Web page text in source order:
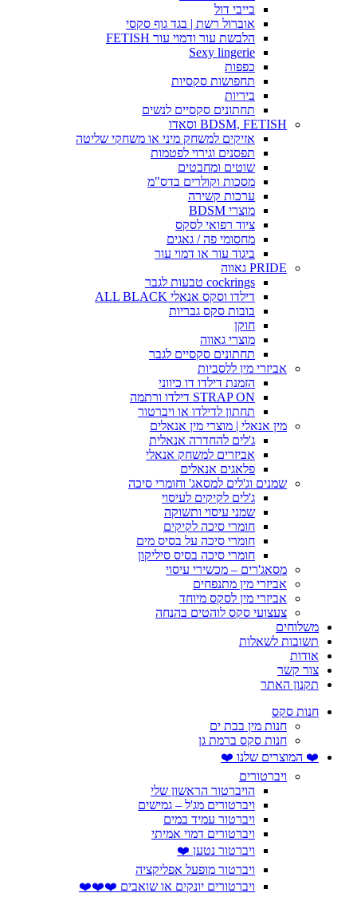
בייבי דול
אוברול רשת | בגד גוף סקסי
הלבשת עור ודמוי עור FETISH
Sexy lingerie
כפפות
תחפושות סקסיות
ביריות
תחתונים סקסיים לנשים
BDSM, FETISH וסאדו
אזיקים למשחק מיני או משחקי שליטה
תפסנים וגירוי לפטמות
שוטים ומחבטים
מסכות וקולרים בדס"מ
ערכות קשירה
מוצרי BDSM
ציוד רפואי לסקס
מחסומי פה / גאגים
ביגוד עור או דמוי עור
PRIDE גאווה
cockrings טבעות לגבר
דילדו וסקס אנאלי ALL BLACK
בובות סקס גבריות
חוקן
מוצרי גאווה
תחתונים סקסיים לגבר
אביזרי מין ללסביות
הזמנת דילדו דו כיווני
STRAP ON דילדו ורתמה
תחתון לדילדו או ויברטור
מין אנאלי | מוצרי מין אנאלים
ג'לים להחדרה אנאלית
אביזרים למשחק אנאלי
פלאגים אנאלים
שמנים וג'לים למסאג' וחומרי סיכה
ג'לים לקיקים לעיסוי
שמני עיסוי ותשוקה
חומרי סיכה לקיקים
חומרי סיכה על בסיס מים
חומרי סיכה בסיס סיליקון
מסאג'רים – מכשירי עיסוי
אביזרי מין מתנפחים
אביזרי מין לסקס מיוחד
צעצועי סקס לוהטים בהנחה
משלוחים
תשובות לשאלות
אודות
צור קשר
תקנון האתר
חנות סקס
חנות מין בבת ים
חנות סקס ברמת גן
❤️ המוצרים שלנו ❤️
ויברטורים
הויברטור הראשון שלי
ויברטורים מג'ל – גמישים
ויברטור עמיד במים
ויברטורים דמוי אמיתי
ויברטור נטען ❤️
ויברטור מופעל אפליקציה
ויברטורים יונקים או שואבים ❤️❤️❤️